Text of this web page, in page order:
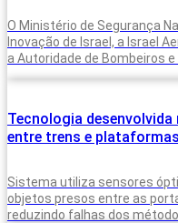
O Ministério de Segurança
Inovação de Israel, a Israel
a Autoridade de Bombeiros
Tecnologia desenvolvida
entre trens e
Sistema utiliza sensores
objetos presos entre as
reduzindo falhas dos